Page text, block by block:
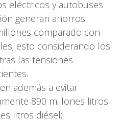
eléctricos y autobuses
generan ahorros
comparado con
esto considerando los
las tensiones
además a evitar
890 millones litros
litros diésel;